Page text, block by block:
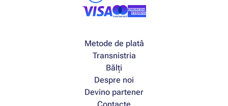
Metode de platâ
Transnistria
Bălți
Despre noi
Devino partener